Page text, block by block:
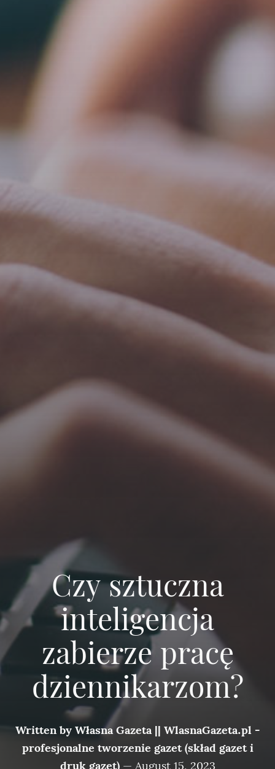
Czy sztuczna
inteligencja
zabierze pracę
dziennikarzom?
Written byWłasna Gazeta || WlasnaGazeta.pl -
profesjonalne tworzenie gazet (skład gazet i